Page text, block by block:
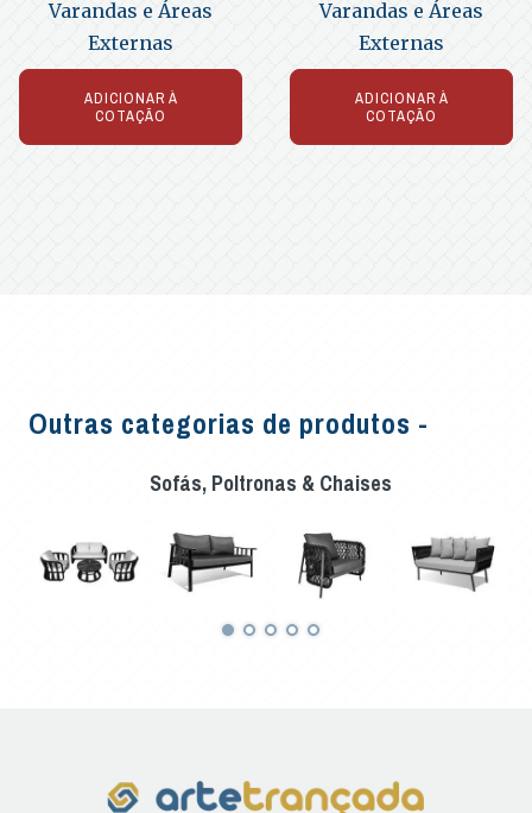
Varandas e Áreas
Externas
ADICIONAR À
COTAÇÃO
Varandas e Áreas
Externas
ADICIONAR À
COTAÇÃO
Outras categorias de produtos -
Sofás, Poltronas & Chaises